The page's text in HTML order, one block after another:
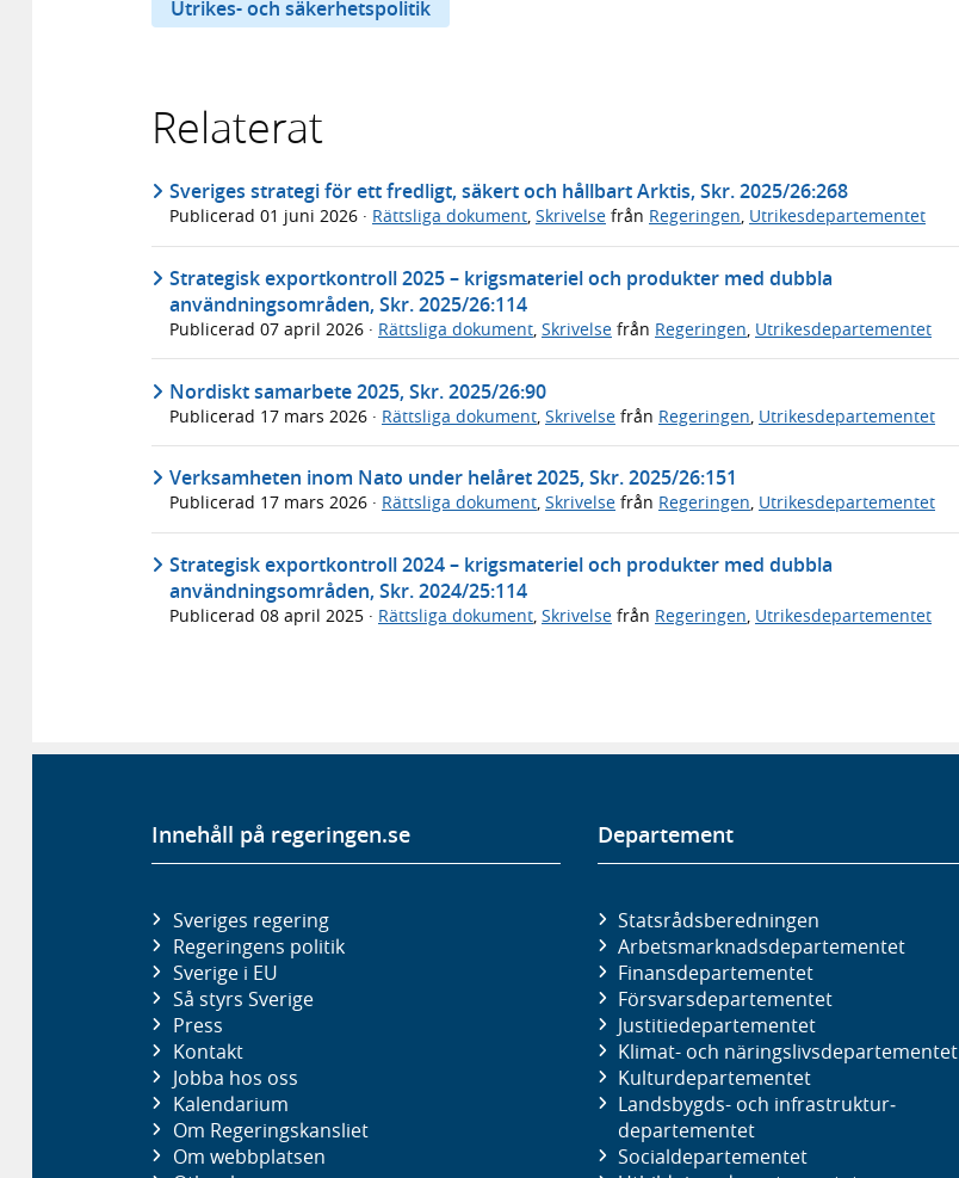
Utrikes- och säkerhetspolitik
Relaterat
Sveriges strategi för ett fredligt, säkert och hållbart Arktis, Skr. 2025/26:268
Publicerad 01 juni 2026 · Rättsliga dokument, Skrivelse från Regeringen, Utrikesdepartementet
Strategisk exportkontroll 2025 – krigsmateriel och produkter med dubbla
användningsområden, Skr. 2025/26:114
Publicerad 07 april 2026 · Rättsliga dokument, Skrivelse från Regeringen, Utrikesdepartementet
Nordiskt samarbete 2025, Skr. 2025/26:90
Publicerad 17 mars 2026 · Rättsliga dokument Skrivelse från Regeringen Utrikesdepartementet
Verksamheten inom Nato under helåret 2025, Skr. 2025/26:151
Publicerad 17 mars 2026 · Rättsliga dokument, Skrivelse från Regeringen, Utrikesdepartementet
Strategisk exportkontroll 2024 – krigsmateriel och produkter med dubbla
användningsområden, Skr. 2024/25:114
Publicerad 08 april 2025 · Rättsliga dokument, Skrivelse från Regeringen, Utrikesdepartementet
Innehåll på regeringen.se
Sveriges regering
Regeringens politik
Sverige i EU
Så styrs Sverige
Press
Kontakt
Jobba hos oss
Kalendarium
Om Regeringskansliet
Om webbplatsen
Departement
Statsrådsberedningen
Arbetsmarknads­departementet
Finans­departementet
Försvars­departementet
Justitie­departementet
Klimat- och näringslivs­departementet
Kultur­departementet
Landsbygds- och infrastruktur­
departementet
Social­departementet